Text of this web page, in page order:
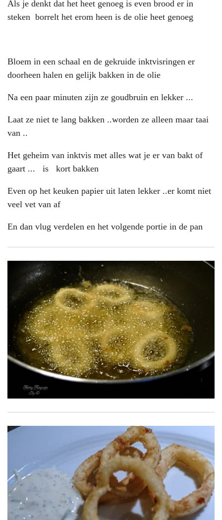
Als je denkt dat het heet genoeg is even brood er in
steken borrelt het erom heen is de olie heet genoeg
Bloem in een schaal en de gekruide inktvisringen er
doorheen halen en gelijk bakken in de olie
Na een paar minuten zijn ze goudbruin en lekker ...
Laat ze niet te lang bakken ..worden ze alleen maar taai
van ..
Het geheim van inktvis met alles wat je er van bakt of
gaart ... is kort bakken
Even op het keuken papier uit laten lekker ..er komt niet
veel vet van af
En dan vlug verdelen en het volgende portie in de pan